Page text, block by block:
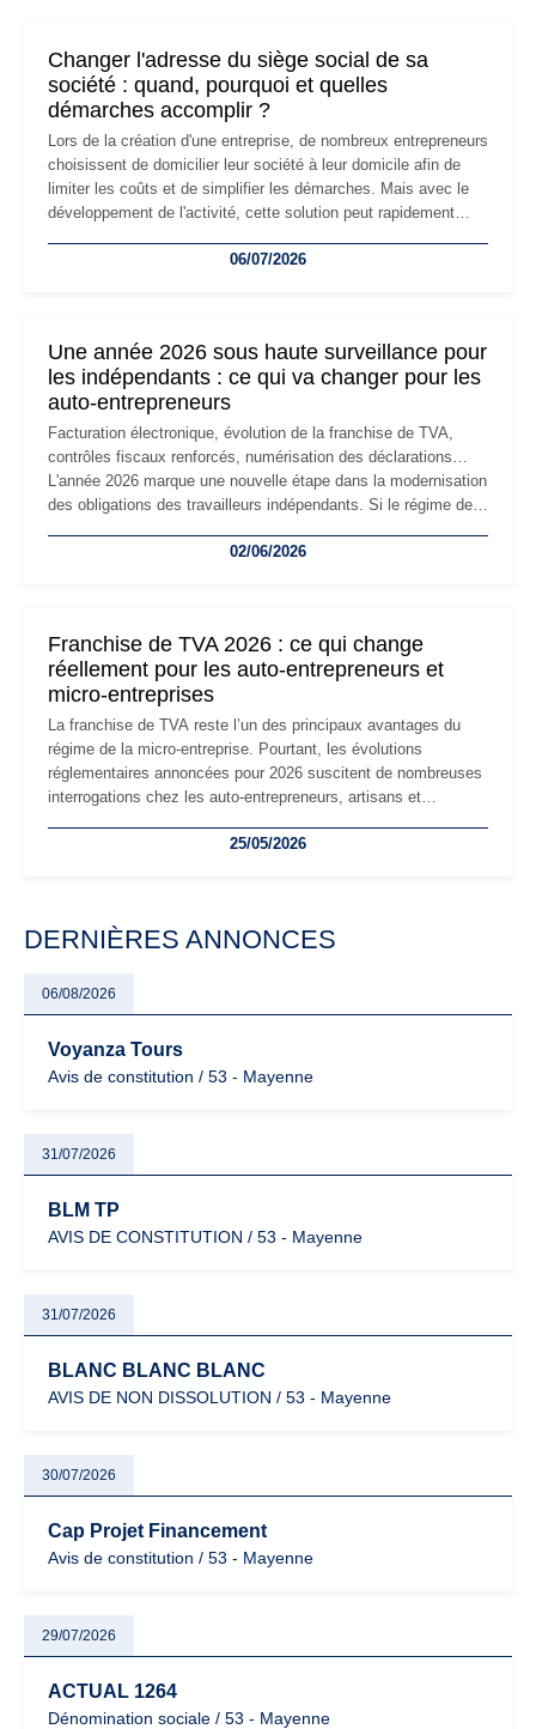
Changer l'adresse du siège social de sa
société : quand, pourquoi et quelles
démarches accomplir ?
Lors de la création d'une entreprise, de nombreux entrepreneurs
choisissent de domicilier leur société à leur domicile afin de
limiter les coûts et de simplifier les démarches. Mais avec le
développement de l'activité, cette solution peut rapidement
professionnels, recrutement, image de marque… Le
06/07/2026
Une année 2026 sous haute surveillance pour
les indépendants : ce qui va changer pour les
auto-entrepreneurs
Facturation électronique, évolution de la franchise de TVA,
contrôles fiscaux renforcés, numérisation des déclarations…
L'année 2026 marque une nouvelle étape dans la modernisation
des obligations des travailleurs indépendants. Si le régime de
les auto-entrepreneurs devront s'adapter à un environnement
02/06/2026
Franchise de TVA 2026 : ce qui change
réellement pour les auto-entrepreneurs et
micro-entreprises
La franchise de TVA reste l’un des principaux avantages du
régime de la micro-entreprise. Pourtant, les évolutions
réglementaires annoncées pour 2026 suscitent de nombreuses
interrogations chez les auto-entrepreneurs, artisans et
facturation ou risque de bascule vers la TVA : les règles
25/05/2026
DERNIÈRES ANNONCES
06/08/2026
Voyanza Tours
Avis de constitution / 53 - Mayenne
31/07/2026
BLM TP
AVIS DE CONSTITUTION / 53 - Mayenne
31/07/2026
BLANC BLANC BLANC
AVIS DE NON DISSOLUTION / 53 - Mayenne
30/07/2026
Cap Projet Financement
Avis de constitution / 53 - Mayenne
29/07/2026
ACTUAL 1264
Dénomination sociale / 53 - Mayenne